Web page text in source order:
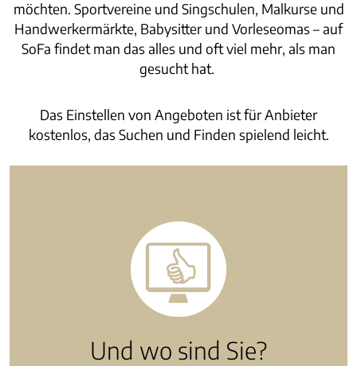
möchten. Sportvereine und Singschulen, Malkurse und
Handwerkermärkte, Babysitter und Vorleseomas – auf
SoFa findet man das alles und oft viel mehr, als man
gesucht hat.
Das Einstellen von Angeboten ist für Anbieter
kostenlos, das Suchen und Finden spielend leicht.
Und wo sind Sie?